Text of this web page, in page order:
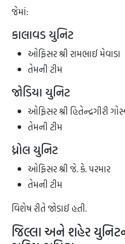
જેમાં:
કાલાવડ યુનિટ
ઓફિસર શ્રી રામભાઈ મેવાડા
તેમની ટીમ
જોડિયા યુનિટ
ઓફિસર શ્રી હિતેન્દ્રગીરી
તેમની ટીમ
ધ્રોલ યુનિટ
ઓફિસર શ્રી જે. કે. પરમાર
તેમની ટીમ
વિશેષ રીતે જોડાઈ હતી.
જિલ્લા અને શહેર